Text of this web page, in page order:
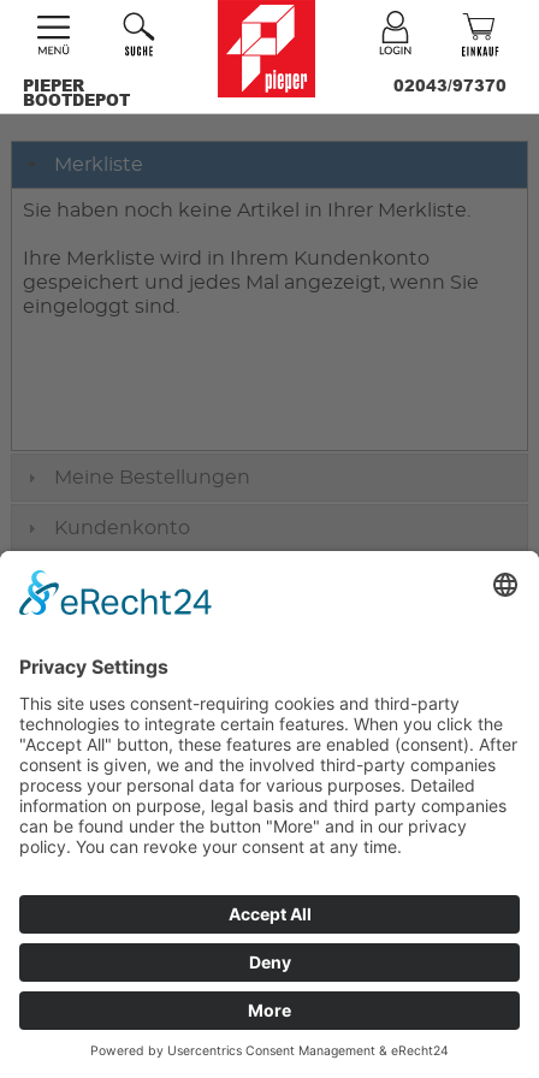
PIEPER
BOOTDEPOT
02043/97370
Merkliste
Sie haben noch keine Artikel in Ihrer Merkliste.
Ihre Merkliste wird in Ihrem Kundenkonto
gespeichert und jedes Mal angezeigt, wenn Sie
eingeloggt sind.
Meine Bestellungen
Kundenkonto
Newsletter
UNTERNEHMEN
PARTNER
ZAHLARTEN
VERSANDPARTNER
IMPRESSUM
DATENSCHUTZ
WIDERRUF
AGB